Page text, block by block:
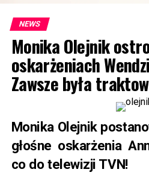
NEWS
Monika Olejnik
oskarżeniach
Zawsze była
Monika Olejnik
głośne oskarżenia
co do telewizji TVN!